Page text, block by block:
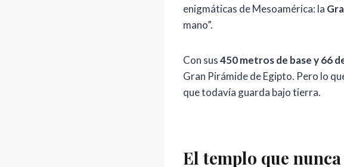
enigmáticas de Mesoamérica: la
mano”.
Con sus450 metros de base y 66
Gran Pirámide de Egipto. Pero lo
que todavía guarda bajo tierra.
El templo que